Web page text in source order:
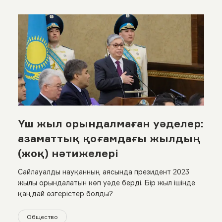
Үш жыл орындалмаған уәделер:
азаматтық қоғамдағы жылдың
(жоқ) нәтижелері
Сайлауалды науқанның аясында президент 2023
жылы орындалатын көп уәде берді. Бір жыл ішінде
қаңдай өзгерістер болды?
Общество